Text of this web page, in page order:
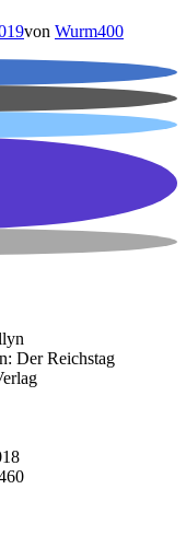
von Wurm400
Der Reichstag